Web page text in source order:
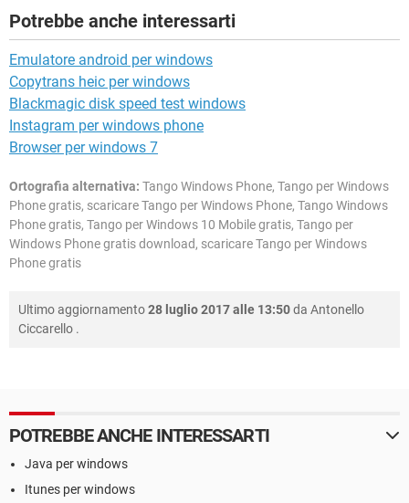
Potrebbe anche interessarti
Emulatore android per windows
Copytrans heic per windows
Blackmagic disk speed test windows
Instagram per windows phone
Browser per windows 7
Ortografia alternativa: Tango Windows Phone, Tango per Windows
Phone gratis, scaricare Tango per Windows Phone, Tango Windows
Phone gratis, Tango per Windows 10 Mobile gratis, Tango per
Windows Phone gratis download, scaricare Tango per Windows
Phone gratis
Ultimo aggiornamento28 luglio 2017 alle 13:50da Antonello
Ciccarello .
POTREBBE ANCHE INTERESSARTI
Java per windows
Itunes per windows